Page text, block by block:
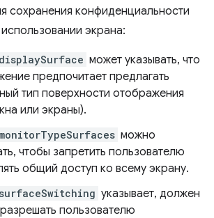
сохранения конфиденциальности
экрана:
displaySurface может указывать, что
предпочитает предлагать
тип поверхности отображения
или экраны).
monitorTypeSurfaces можно
чтобы запретить пользователю
общий доступ ко всему экрану.
surfaceSwitching указывает, должен
пользователю